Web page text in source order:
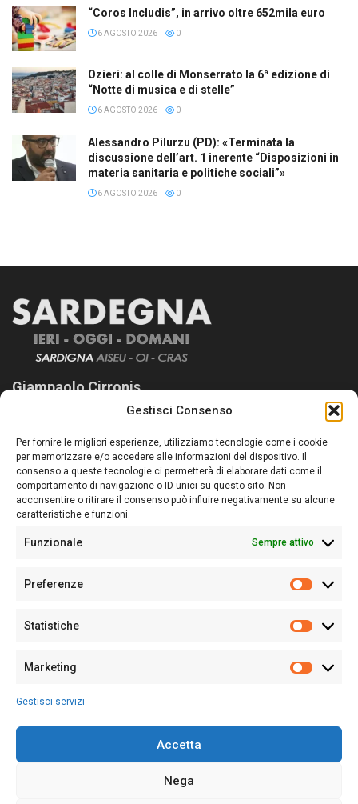
Gestisci Consenso
Per fornire le migliori esperienze, utilizziamo tecnologie come i cookie
per memorizzare e/o accedere alle informazioni del dispositivo. Il
consenso a queste tecnologie ci permetterà di elaborare dati come il
comportamento di navigazione o ID unici su questo sito. Non
acconsentire o ritirare il consenso può influire negativamente su alcune
caratteristiche e funzioni.
Funzionale Sempre attivo
Preferenze
Statistiche
Marketing
Gestisci servizi
Accetta
Nega
“Coros Includis”, in arrivo oltre 652mila euro
6 AGOSTO 2026 0
Ozieri: al colle di Monserrato la 6ª edizione di
“Notte di musica e di stelle”
6 AGOSTO 2026 0
Alessandro Pilurzu (PD): «Terminata la
discussione dell’art. 1 inerente “Disposizioni in
materia sanitaria e politiche sociali”»
6 AGOSTO 2026 0
Giampaolo Cirronis
Sardegna Ieri-Oggi-Domani nasce per informare “liberamente” i
lettori su quanto accade in Sardegna, con un occhio rivolto al
nostro passato e, soprattutto, al nostro futuro
Follow Us
Sede:Via Cristoforo Colombo 09013 Carbonia
Partita IVA02270380922
128/2020 del 10/02/2020
Per la Pubblicità: